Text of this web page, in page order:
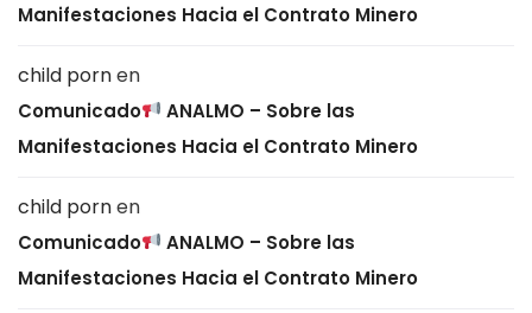
Manifestaciones Hacia el Contrato Minero
child pornen
Comunicado
ANALMO – Sobre las
Manifestaciones Hacia el Contrato Minero
child pornen
Comunicado
ANALMO – Sobre las
Manifestaciones Hacia el Contrato Minero